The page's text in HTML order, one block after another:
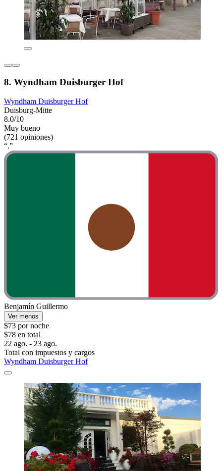
8. Wyndham Duisburger Hof
Wyndham Duisburger Hof
Duisburg-Mitte
8.0/10
Muy bueno
(721 opiniones)
“.”
Benjamín Guillermo
Ver menos
$73 por noche
$78 en total
22 ago. - 23 ago.
Total con impuestos y cargos
Wyndham Duisburger Hof